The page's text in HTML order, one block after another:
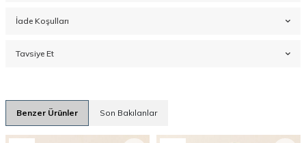
İade Koşulları
Tavsiye Et
Benzer Ürünler Son Bakılanlar